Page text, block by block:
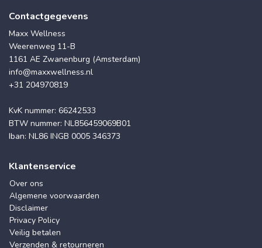
Contactgegevens
Maxx Wellness
Weerenweg 11-B
1161 AE Zwanenburg (Amsterdam)
info@maxxwellness.nl
+31 204970819
KvK nummer: 66242533
BTW nummer: NL856459069B01
Iban: NL86 INGB 0005 346373
Klantenservice
Over ons
Algemene voorwaarden
Disclaimer
Privacy Policy
Veilig betalen
Verzenden & retourneren